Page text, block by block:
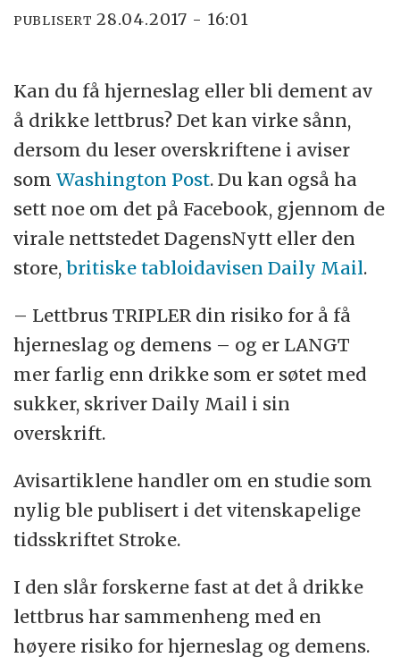
PUBLISERT 28.04.2017 - 16:01
Kan du få hjerneslag eller bli dement av
å drikke lettbrus? Det kan virke sånn,
dersom du leser overskriftene i aviser
somWashington Post. Du kan også ha
sett noe om det på Facebook, gjennom de
virale nettstedet DagensNytt eller den
store,britiske tabloidavisen Daily Mail.
– Lettbrus TRIPLER din risiko for å få
hjerneslag og demens – og er LANGT
mer farlig enn drikke som er søtet med
sukker, skriver Daily Mail i sin
overskrift.
Avisartiklene handler om en studie som
nylig ble publisert i det vitenskapelige
tidsskriftet Stroke.
I den slår forskerne fast at det å drikke
lettbrus har sammenheng med en
høyere risiko for hjerneslag og demens.